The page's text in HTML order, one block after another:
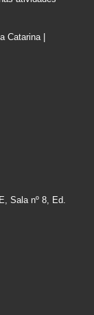
Catarina |
Sala nº 8, Ed.